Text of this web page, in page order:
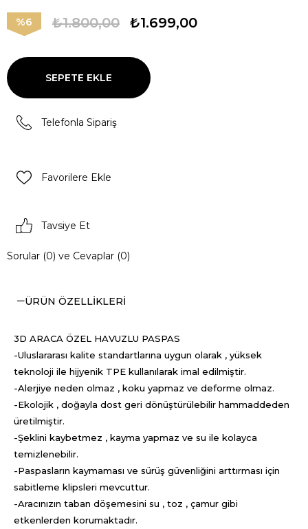
6 ₺1.800,00 ₺1.699,00
Telefonla Sipariş
Favorilere Ekle
Tavsiye Et
Sorular (0) ve Cevaplar (0)
ÜRÜN ÖZELLIKLERI
3D ARACA ÖZEL HAVUZLU PASPAS
-Uluslararası kalite standartlarına uygun olarak , yüksek
teknoloji ile hijyenik TPE kullanılarak imal edilmiştir.
-Alerjiye neden olmaz , koku yapmaz ve deforme olmaz.
-Ekolojik , doğayla dost geri dönüştürülebilir hammaddeden
üretilmiştir.
-Şeklini kaybetmez , kayma yapmaz ve su ile kolayca
temizlenebilir.
-Paspasların kaymaması ve sürüş güvenliğini arttırması için
sabitleme klipsleri mevcuttur.
-Aracınızın taban döşemesini su , toz , çamur gibi
etkenlerden korumaktadır.